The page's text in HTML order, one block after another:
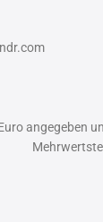
angegeben